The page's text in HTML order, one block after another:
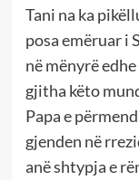
Tani na ka
posa emëruar i
në mënyrë
gjitha këto
Papa e
gjenden në
anë shtypja e